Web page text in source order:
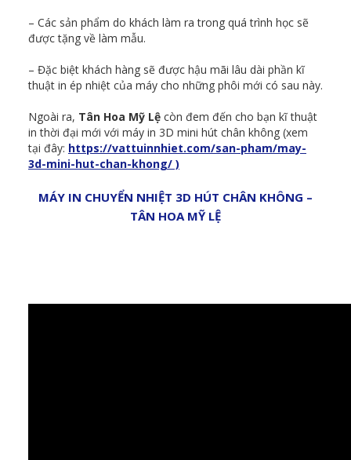
– Các sản phẩm do khách làm ra trong quá trình học sẽ
được tặng về làm mẫu.
– Đặc biệt khách hàng sẽ được hậu mãi lâu dài phần kĩ
thuật in ép nhiệt của máy cho những phôi mới có sau này.
Ngoài ra, Tân Hoa Mỹ Lệ còn đem đến cho bạn kĩ thuật
in thời đại mới với máy in 3D mini hút chân không (xem
tại đây: https://vattuinnhiet.com/san-pham/may-
3d-mini-hut-chan-khong/ )
MÁY IN CHUYỂN NHIỆT 3D HÚT CHÂN KHÔNG –
TÂN HOA MỸ LỆ